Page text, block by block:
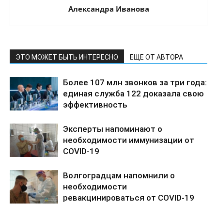
Александра Иванова
ЭТО МОЖЕТ БЫТЬ ИНТЕРЕСНО ЕЩЕ ОТ АВТОРА
Более 107 млн звонков за три года:
единая служба 122 доказала свою
эффективность
Эксперты напоминают о
необходимости иммунизации от
COVID-19
Волгоградцам напомнили о
необходимости
ревакцинироваться от COVID-19